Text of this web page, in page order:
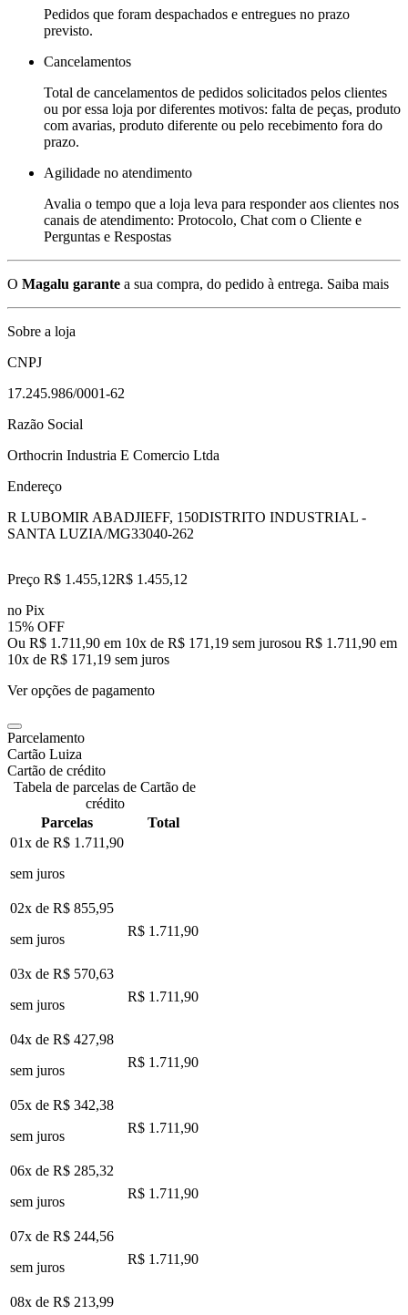
Pedidos que foram despachados e entregues no prazo
previsto.
Cancelamentos
Total de cancelamentos de pedidos solicitados pelos clientes
ou por essa loja por diferentes motivos: falta de peças, produto
com avarias, produto diferente ou pelo recebimento fora do
prazo.
Agilidade no atendimento
Avalia o tempo que a loja leva para responder aos clientes nos
canais de atendimento: Protocolo, Chat com o Cliente e
Perguntas e Respostas
O Magalu garante a sua compra, do pedido à entrega. Saiba mais
Sobre a loja
CNPJ
17.245.986/0001-62
Razão Social
Orthocrin Industria E Comercio Ltda
Endereço
R LUBOMIR ABADJIEFF, 150DISTRITO INDUSTRIAL -
SANTA LUZIA/MG33040-262
Preço R$ 1.455,12R$ 1.455,12
no Pix
15% OFF
Ou R$ 1.711,90 em 10x de R$ 171,19 sem jurosou R$ 1.711,90 em
10x de R$ 171,19 sem juros
Ver opções de pagamento
Parcelamento
Cartão Luiza
Cartão de crédito
Tabela de parcelas de Cartão de
crédito
Parcelas
Total
01x de R$ 1.711,90
sem juros
02x de R$ 855,95
sem juros
R$ 1.711,90
03x de R$ 570,63
sem juros
R$ 1.711,90
04x de R$ 427,98
sem juros
R$ 1.711,90
05x de R$ 342,38
sem juros
R$ 1.711,90
06x de R$ 285,32
sem juros
R$ 1.711,90
07x de R$ 244,56
sem juros
R$ 1.711,90
08x de R$ 213,99